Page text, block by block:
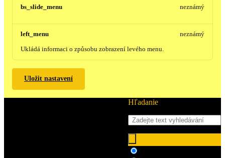
bs_slide_menu neznámý
left_menu
Ukládá informaci o způsobu zobrazení levého menu.
neznámý
Uložit nastavení
Hľadanie